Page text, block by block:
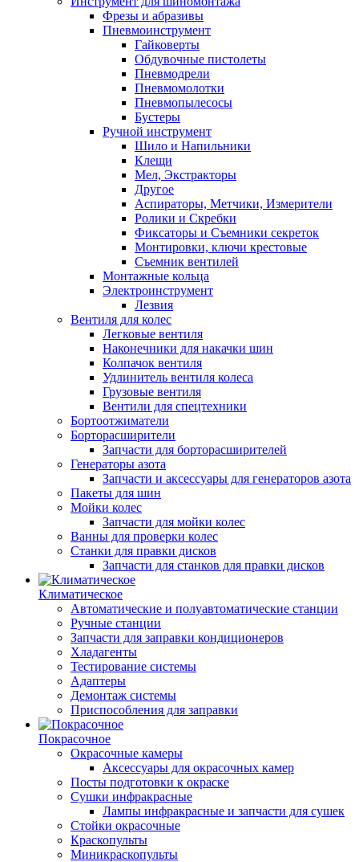
Фрезы и абразивы
Пневмоинструмент
Гайковерты
Обдувочные пистолеты
Пневмодрели
Пневмомолотки
Пневмопылесосы
Бустеры
Ручной инструмент
Шило и Напильники
Клещи
Мел, Экстракторы
Другое
Аспираторы, Метчики, Измерители
Ролики и Скребки
Фиксаторы и Съемники секреток
Монтировки, ключи крестовые
Съемник вентилей
Монтажные кольца
Электроинструмент
Лезвия
Вентиля для колес
Легковые вентиля
Наконечники для накачки шин
Колпачок вентиля
Удлинитель вентиля колеса
Грузовые вентиля
Вентили для спецтехники
Бортоотжиматели
Борторасширители
Запчасти для борторасширителей
Генераторы азота
Запчасти и аксессуары для генераторов азота
Пакеты для шин
Мойки колес
Запчасти для мойки колес
Ванны для проверки колес
Станки для правки дисков
Запчасти для станков для правки дисков
Климатическое
Автоматические и полуавтоматические станции
Ручные станции
Запчасти для заправки кондиционеров
Хладагенты
Тестирование системы
Адаптеры
Демонтаж системы
Приспособления для заправки
Покрасочное
Окрасочные камеры
Аксессуары для окрасочных камер
Посты подготовки к окраске
Сушки инфракрасные
Лампы инфракрасные и запчасти для сушек
Стойки окрасочные
Краскопульты
Миникраскопульты